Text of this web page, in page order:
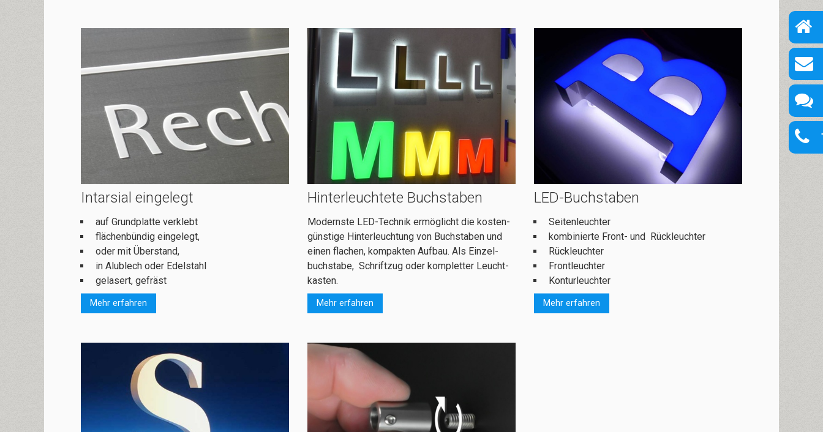
Intarsial eingelegt
auf Grundplatte verklebt
flächen­bün­dig ein­ge­legt,
oder mit Über­stand,
in Alu­blech oder Edel­stahl
gelasert, gefräst
Mehr erfahren
Hinterleuchtete Buchstaben
Mo­dern­ste LED-Tech­nik er­mög­licht die kos­ten­
güns­tige Hin­ter­­leuch­tung von Buch­sta­ben und
ei­nen fla­chen, kom­pak­ten Auf­bau. Als Ein­zel­
buch­­sta­be, Schrift­zug oder kom­­­pletter Leucht­
kas­ten.
Mehr erfahren
LED-Buchstaben
Seitenleuchter
kombinierte Front- und Rückleuchter
Rückleuchter
Frontleuchter
Konturleuchter
Mehr erfahren